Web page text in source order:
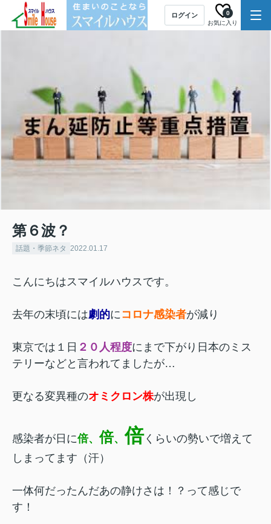
ログイン
お気に入り
0
第６波？
話題・季節ネタ 2022.01.17
こんにちはスマイルハウスです。
去年の末頃には劇的に コロナ感染者が減り
東京では１日 ２０人程度にまで下がり日本のミス
テリーなどと言われてましたが…
更なる変異種のオミクロン株が出現し
感染者が日に倍、倍、倍くらいの勢いで増えて
しまってます（汗）
一体何だったんだあの静けさは！？って感じで
す！